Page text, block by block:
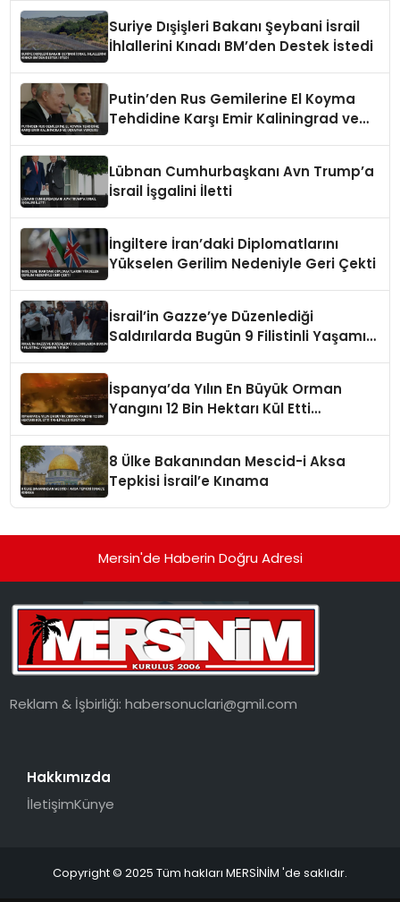
Suriye Dışişleri Bakanı Şeybani İsrail
İhlallerini Kınadı BM’den Destek İstedi
Putin’den Rus Gemilerine El Koyma
Tehdidine Karşı Emir Kaliningrad ve
Lübnan Cumhurbaşkanı Avn Trump’a
İsrail İşgalini İletti
İngiltere İran’daki Diplomatlarını
Yükselen Gerilim Nedeniyle Geri Çekti
İsrail’in Gazze’ye Düzenlediği
Saldırılarda Bugün 9 Filistinli Yaşamını
İspanya’da Yılın En Büyük Orman
Yangını 12 Bin Hektarı Kül Etti
8 Ülke Bakanından Mescid-i Aksa
Tepkisi İsrail’e Kınama
Mersin'de Haberin Doğru Adresi
Reklam & İşbirliği:habersonuclari@gmil.com
Hakkımızda
İletişimKünye
Copyright © 2025 Tüm hakları MERSİNİM 'de saklıdır.